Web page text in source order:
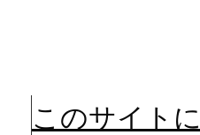
このサイト